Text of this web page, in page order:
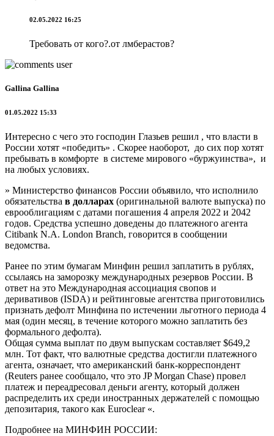
02.05.2022 16:25
Требовать от кого?.от лмберастов?
Gallina Gallina
01.05.2022 15:33
Интересно с чего это господин Глазьев решил , что власти в
России хотят «победить» . Скорее наоборот, до сих пор хотят
пребывать в комфорте в системе мирового «буржуинства», и
на любых условиях.
» Министерство финансов России объявило, что исполнило
обязательства в долларах (оригинальной валюте выпуска) по
еврооблигациям с датами погашения 4 апреля 2022 и 2042
годов. Средства успешно доведены до платежного агента
Citibank N.A. London Branch, говорится в сообщении
ведомства.
Ранее по этим бумагам Минфин решил заплатить в рублях,
ссылаясь на заморозку международных резервов России. В
ответ на это Международная ассоциация свопов и
деривативов (ISDA) и рейтинговые агентства приготовились
признать дефолт Минфина по истечении льготного периода 4
мая (один месяц, в течение которого можно заплатить без
формального дефолта).
Общая сумма выплат по двум выпускам составляет $649,2
млн. Тот факт, что валютные средства достигли платежного
агента, означает, что американский банк-корреспондент
(Reuters ранее сообщало, что это JP Morgan Chase) провел
платеж и переадресовал деньги агенту, который должен
распределить их среди иностранных держателей с помощью
депозитария, такого как Euroclear «.
Подробнее на МИНФИН РОССИИ: